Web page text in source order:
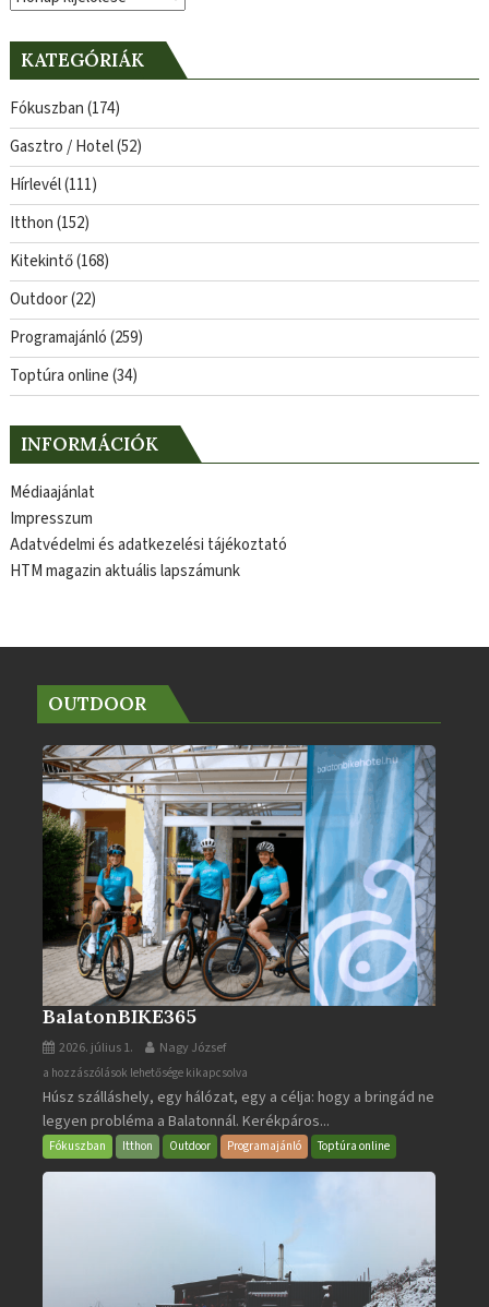
KATEGÓRIÁK
Fókuszban(174)
Gasztro / Hotel(52)
Hírlevél(111)
Itthon(152)
Kitekintő(168)
Outdoor(22)
Programajánló(259)
Toptúra online(34)
INFORMÁCIÓK
Médiaajánlat
Impresszum
Adatvédelmi és adatkezelési tájékoztató
HTM magazin aktuális lapszámunk
OUTDOOR
BalatonBIKE365
2026. július 1. Nagy József
BalatonBIKE365
bejegyzéshez
a hozzászólások lehetősége kikapcsolva
Húsz szálláshely, egy hálózat, egy a célja: hogy a bringád ne
legyen probléma a Balatonnál. Kerékpáros...
Fókuszban Itthon Outdoor Programajánló Toptúra online